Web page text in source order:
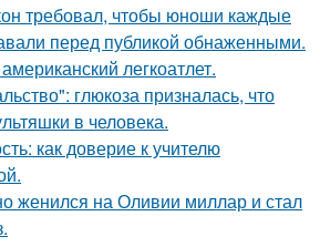
требовал, чтобы юноши каждые
перед публикой обнаженными.
легкоатлет.
глюкоза призналась, что
в человека.
как доверие к учителю
женился на Оливии миллар и стал